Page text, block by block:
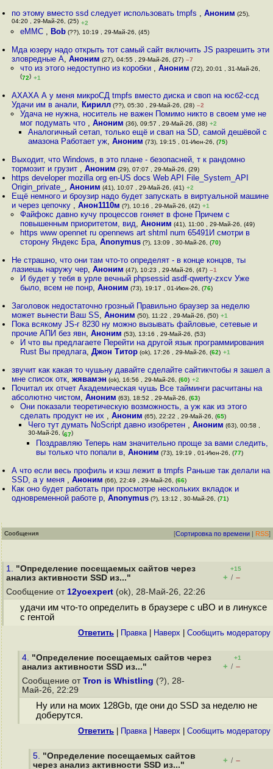
по этому вместо ssd следует использовать tmpfs ,Аноним (25),
04:20 , 29-Май-26, (25) +2
eMMC , Bob(??), 10:19 , 29-Май-26, (45)
Мда юзеру надо открыть тот самый сайт включить JS разрешить эти
зловредные A,Аноним (27), 04:55 , 29-Май-26, (27) –7
что из этого недоступно из коробки , Аноним (72), 20:01 , 31-Май-26,
(72) +1
АХАХА А у меня микроСД tmpfs вместо диска и своп на юсб2-ссд
Удачи им в анали, Кирилл (??), 05:30 , 29-Май-26, (28) –2
Удача не нужна, носитель не важен Помимо никто в своем уме не
мог подумать что , Аноним (36), 09:57 , 29-Май-26, (38) +2
Аналогичный сетап, только ещё и свап на SD, самой дешёвой с
амазона Работает уж, Аноним (73), 19:15 , 01-Июн-26, (75)
Выходит, что Windows, в это плане - безопасней, т к рандомно
тормозит и грузит ,Аноним (29), 07:07 , 29-Май-26, (29)
https developer mozilla org en-US docs Web API File_System_API
Origin_private_ ,Аноним (41), 10:07 , 29-Май-26, (41) +2
Ещё немного и броузир надо будет запускать в виртуальной машине
и через цепочку ,Анон1110м (?), 10:16 , 29-Май-26, (42) +1
Файфокс давно кучу процессов гоняет в фоне Причем с
повышенным приоритетом, вид, Аноним (41), 11:00 , 29-Май-26, (49)
https www opennet ru opennews art shtml num 65491И смотри в
сторону Яндекс Бра, Anonymus(?), 13:09 , 30-Май-26, (70)
Не страшно, что они там что-то определят - в конце концов, ты
лазиешь наружу чер,Аноним (47), 10:23 , 29-Май-26, (47) –1
И будет у тебя в урле вечный phpsessid asdf-qwerty-zxcv Уже
было, всем не понр, Аноним (73), 19:17 , 01-Июн-26, (76)
Заголовок недостаточно грозный Правильно браузер за неделю
может вынести Ваш SS,Аноним (50), 11:22 , 29-Май-26, (50) +1
Пока всякому JS-г 8230 ну можно вызывать файловые, сетевые и
прочие АПИ без явн,Аноним (53), 13:16 , 29-Май-26, (53)
И что вы предлагаете Перейти на другой язык программирования
Rust Вы предлага, Джон Титор(ok), 17:26 , 29-Май-26, (62) +1
звучит как какая то чушьну давайте сделайте сайтикчтобы я зашел а
мне список отк,жявамэн (ok), 16:56 , 29-Май-26, (60) +2
Почитал их отчет Академическая чушь Все тайминги расчитаны на
абсолютно чистом,Аноним (63), 18:52 , 29-Май-26, (63)
Они показали теоретическую возможность, а уж как из этого
сделать продукт не их , Аноним (65), 22:22 , 29-Май-26, (65)
Чего тут думать NoScript давно изобретен , Аноним (63), 00:58 ,
30-Май-26, (67)
Поздравляю Теперь нам значительно проще за вами следить,
вы только что попали в,Аноним (73), 19:19 , 01-Июн-26, (77)
А что если весь профиль и кэш лежит в tmpfs Раньше так делали на
SSD, а у меня ,Аноним (66), 22:49 , 29-Май-26, (66)
Как оно будет работать при просмотре нескольких вкладок и
одновременной работе р,Anonymus (?), 13:12 , 30-Май-26, (71)
Сообщения [Сортировка по времени | RSS]
1. "Определение посещаемых сайтов через
анализ активности SSD из..."
+15
+ / –
Сообщение от 12yoexpert (ok), 28-Май-26, 22:26
удачи им что-то определить в браузере с uBO и в линуксе
с гентой
Ответить Правка| Наверх Cообщить модератору
4. "Определение посещаемых сайтов через
анализ активности SSD из..."
+1
+ / –
Сообщение от Tron is Whistling (?), 28-
Май-26, 22:29
Ну или на моих 128Gb, где они до SSD за неделю не
доберутся.
Ответить Правка| Наверх Cообщить модератору
5. "Определение посещаемых сайтов
через анализ активности SSD из..."
+ / –